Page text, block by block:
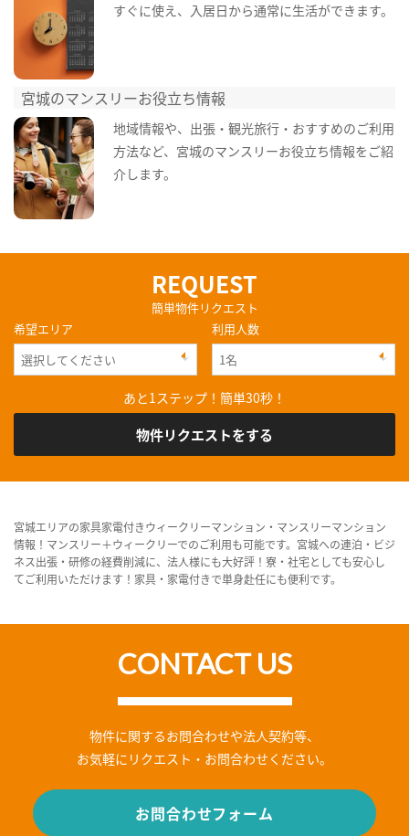
すぐに使え、入居日から通常に生活ができます。
宮城のマンスリーお役立ち情報
地域情報や、出張・観光旅行・おすすめのご利用
方法など、宮城のマンスリーお役立ち情報をご紹
介します。
REQUEST
簡単物件リクエスト
希望エリア
利用人数
あと1ステップ！簡単30秒！
物件リクエストをする
宮城エリアの家具家電付きウィークリーマンション・マンスリーマンション
情報！マンスリー＋ウィークリーでのご利用も可能です。宮城への連泊・ビジ
ネス出張・研修の経費削減に、法人様にも大好評！寮・社宅としても安心し
てご利用いただけます！家具・家電付きで単身赴任にも便利です。
CONTACT US
物件に関するお問合わせや法人契約等、
お気軽にリクエスト・お問合わせください。
お問合わせフォーム